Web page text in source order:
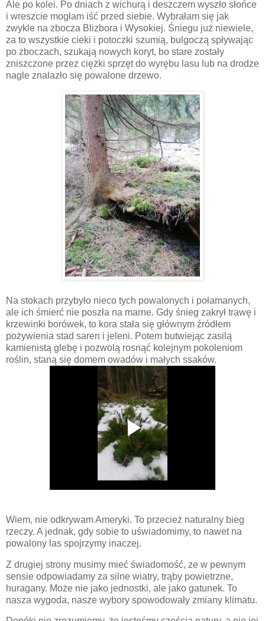
Ale po kolei. Po dniach z wichurą i deszczem wyszło słońce
i wreszcie mogłam iść przed siebie. Wybrałam się jak
zwykle na zbocza Blizbora i Wysokiej. Śniegu już niewiele,
za to wszystkie cieki i potoczki szumią, bulgoczą spływając
po zboczach, szukają nowych koryt, bo stare zostały
zniszczone przez ciężki sprzęt do wyrębu lasu lub na drodze
nagle znalazło się powalone drzewo.
Na stokach przybyło nieco tych powalonych i połamanych,
ale ich śmierć nie poszła na marne. Gdy śnieg zakrył trawę i
krzewinki borówek, to kora stała się głównym źródłem
pożywienia stad saren i jeleni. Potem butwiejąc zasilą
kamienistą glebę i pozwolą rosnąć kolejnym pokoleniom
roślin, staną się domem owadów i małych ssaków.
Wiem, nie odkrywam Ameryki. To przecież naturalny bieg
rzeczy. A jednak, gdy sobie to uświadomimy, to nawet na
powalony las spojrzymy inaczej.
Z drugiej strony musimy mieć świadomość, ze w pewnym
sensie odpowiadamy za silne wiatry, trąby powietrzne,
huragany. Może nie jako jednostki, ale jako gatunek. To
nasza wygoda, nasze wybory spowodowały zmiany klimatu.